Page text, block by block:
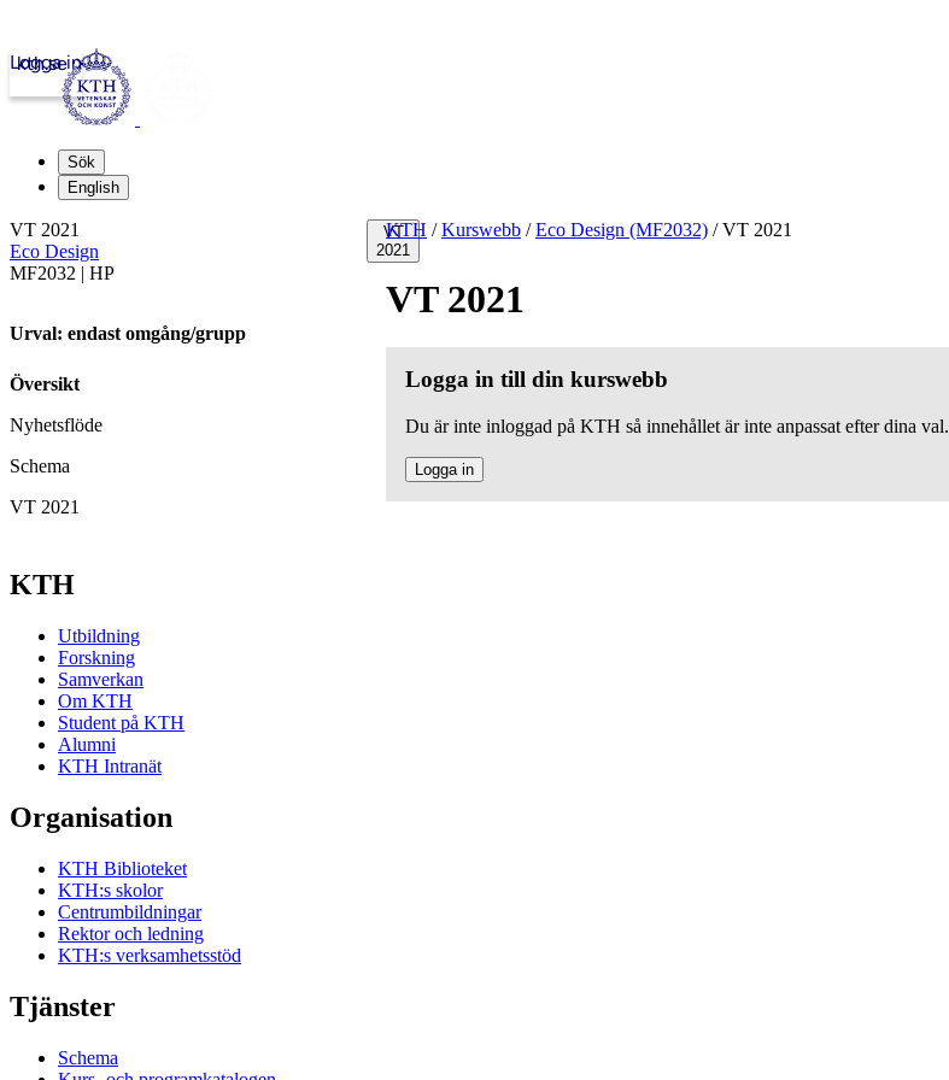
kth.se
Logga in
Sök
English
VT
2021
KTH / Kurswebb / Eco Design (MF2032) /VT 2021
VT 2021
Logga in till din kurswebb
Du är inte inloggad på KTH så innehållet är inte anpassat efter dina val.
Logga in
VT 2021
Eco Design
MF2032 | HP
Urval: endast omgång/grupp
Översikt
Nyhetsflöde
Schema
VT 2021
KTH
Utbildning
Forskning
Samverkan
Om KTH
Student på KTH
Alumni
KTH Intranät
Organisation
KTH Biblioteket
KTH:s skolor
Centrumbildningar
Rektor och ledning
KTH:s verksamhetsstöd
Tjänster
Schema